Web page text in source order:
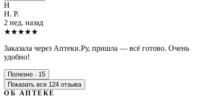
Н
Н. Р.
2 нед. назад
★★★★★
Заказала через Аптеки.Ру, пришла — всё готово. Очень
удобно!
Полезно · 15
Показать все 124 отзыва
ОБ АПТЕКЕ